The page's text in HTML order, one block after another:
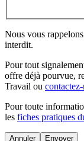
Nous vous
interdit.
Pour tout
offre déjà pourvue,
Travail ou
Pour toute
les fiches pratiques
Annuler